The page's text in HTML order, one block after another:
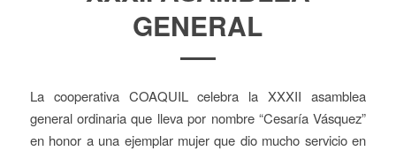
GENERAL
La cooperativa COAQUIL celebra la XXXII asamblea
general ordinaria que lleva por nombre “Cesaría Vásquez”
en honor a una ejemplar mujer que dio mucho servicio en